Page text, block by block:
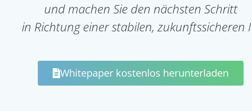
und machen Sie den nächsten Schritt
in Richtung einer stabilen, zukunftssicheren
Whitepaper kostenlos herunterladen